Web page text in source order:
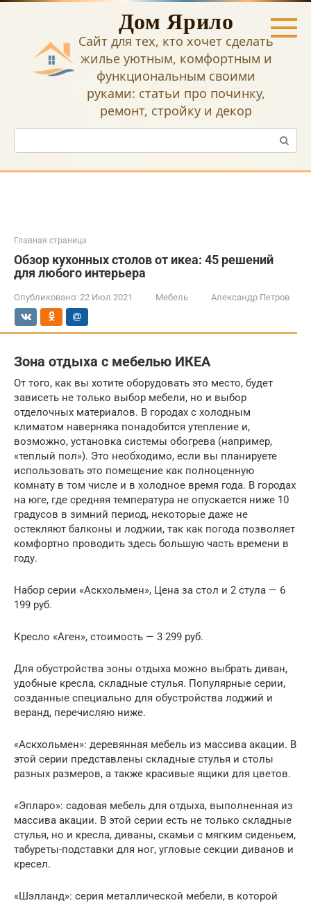
Перейти
Дом Ярило
Сайт для тех, кто хочет сделать
жилье уютным, комфортным и
функциональным своими
руками: статьи про починку,
ремонт, стройку и декор
Поиск:
Главная страница
Обзор кухонных столов от икеа: 45 решений
для любого интерьера
Опубликовано: 22 Июл 2021 Мебель Александр Петров
Зона отдыха с мебелью ИКЕА
От того, как вы хотите оборудовать это место, будет
зависеть не только выбор мебели, но и выбор
отделочных материалов. В городах с холодным
климатом наверняка понадобится утепление и,
возможно, установка системы обогрева (например,
«теплый пол»). Это необходимо, если вы планируете
использовать это помещение как полноценную
комнату в том числе и в холодное время года. В городах
на юге, где средняя температура не опускается ниже 10
градусов в зимний период, некоторые даже не
остекляют балконы и лоджии, так как погода позволяет
комфортно проводить здесь большую часть времени в
году.
Набор серии «Аскхольмен», Цена за стол и 2 стула — 6
199 руб.
Кресло «Аген», стоимость — 3 299 руб.
Для обустройства зоны отдыха можно выбрать диван,
удобные кресла, складные стулья. Популярные серии,
созданные специально для обустройства лоджий и
веранд, перечисляю ниже.
«Аскхольмен»: деревянная мебель из массива акации. В
этой серии представлены складные стулья и столы
разных размеров, а также красивые ящики для цветов.
«Эпларо»: садовая мебель для отдыха, выполненная из
массива акации. В этой серии есть не только складные
стулья, но и кресла, диваны, скамьи с мягким сиденьем,
табуреты-подставки для ног, угловые секции диванов и
кресел.
«Шэлланд»: серия металлической мебели, в которой